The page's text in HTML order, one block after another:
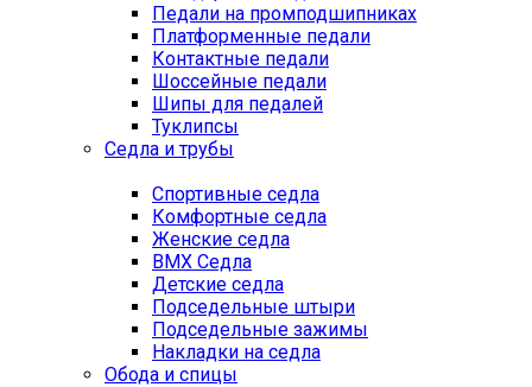
Педали на промподшипниках
Платформенные педали
Контактные педали
Шоссейные педали
Шипы для педалей
Туклипсы
Седла и трубы
Спортивные седла
Комфортные седла
Женские седла
BMX Седла
Детские седла
Подседельные штыри
Подседельные зажимы
Накладки на седла
Обода и спицы